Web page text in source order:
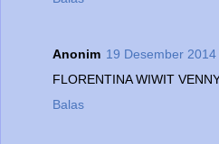
Anonim 19 Desember
FLORENTINA WIWIT
Balas